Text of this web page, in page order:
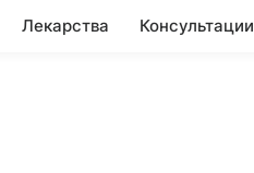
Лекарства Консультации